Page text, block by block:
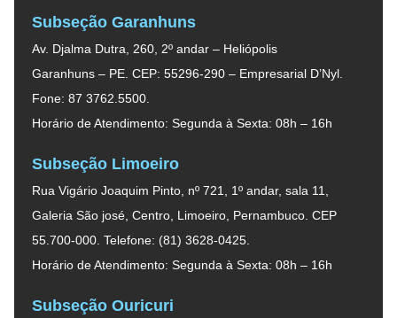
Subseção Garanhuns
Av. Djalma Dutra, 260, 2º andar – Heliópolis
Garanhuns – PE. CEP: 55296-290 – Empresarial D’Nyl.
Fone: 87 3762.5500.
Horário de Atendimento: Segunda à Sexta: 08h – 16h
Subseção Limoeiro
Rua Vigário Joaquim Pinto, nº 721, 1º andar, sala 11,
Galeria São josé, Centro, Limoeiro, Pernambuco. CEP
55.700-000. Telefone: (81) 3628-0425.
Horário de Atendimento: Segunda à Sexta: 08h – 16h
Subseção Ouricuri